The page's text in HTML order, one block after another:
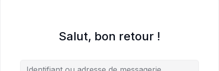
Salut, bon retour !